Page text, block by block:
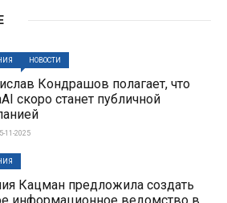
НОВОСТИ
Кондрашов полагает, что
скоро станет публичной
11-2025
Кацман предложила создать